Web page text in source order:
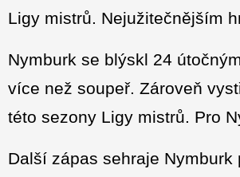
Ligy mistrů. Nejužitečnějším
Nymburk se blýskl 24
více než soupeř. Zároveň
této sezony Ligy mistrů. Pro
Další zápas sehraje